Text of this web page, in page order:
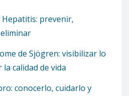
prevenir,
de Sjögren: visibilizar lo
calidad de vida
conocerlo, cuidarlo y